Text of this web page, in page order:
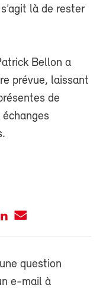
là de rester
Bellon a
prévue, laissant
de
question
e-mail à